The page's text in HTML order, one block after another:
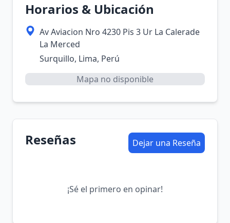
Horarios & Ubicación
Av Aviacion Nro 4230 Pis 3 Ur La Calerade
La Merced
Surquillo, Lima, Perú
Mapa no disponible
Reseñas Dejar una Reseña
¡Sé el primero en opinar!